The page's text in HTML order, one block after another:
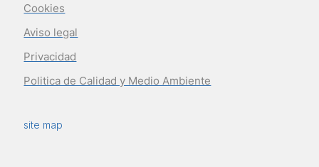
Cookies
Aviso legal
Privacidad
Politica de Calidad y Medio Ambiente
site map